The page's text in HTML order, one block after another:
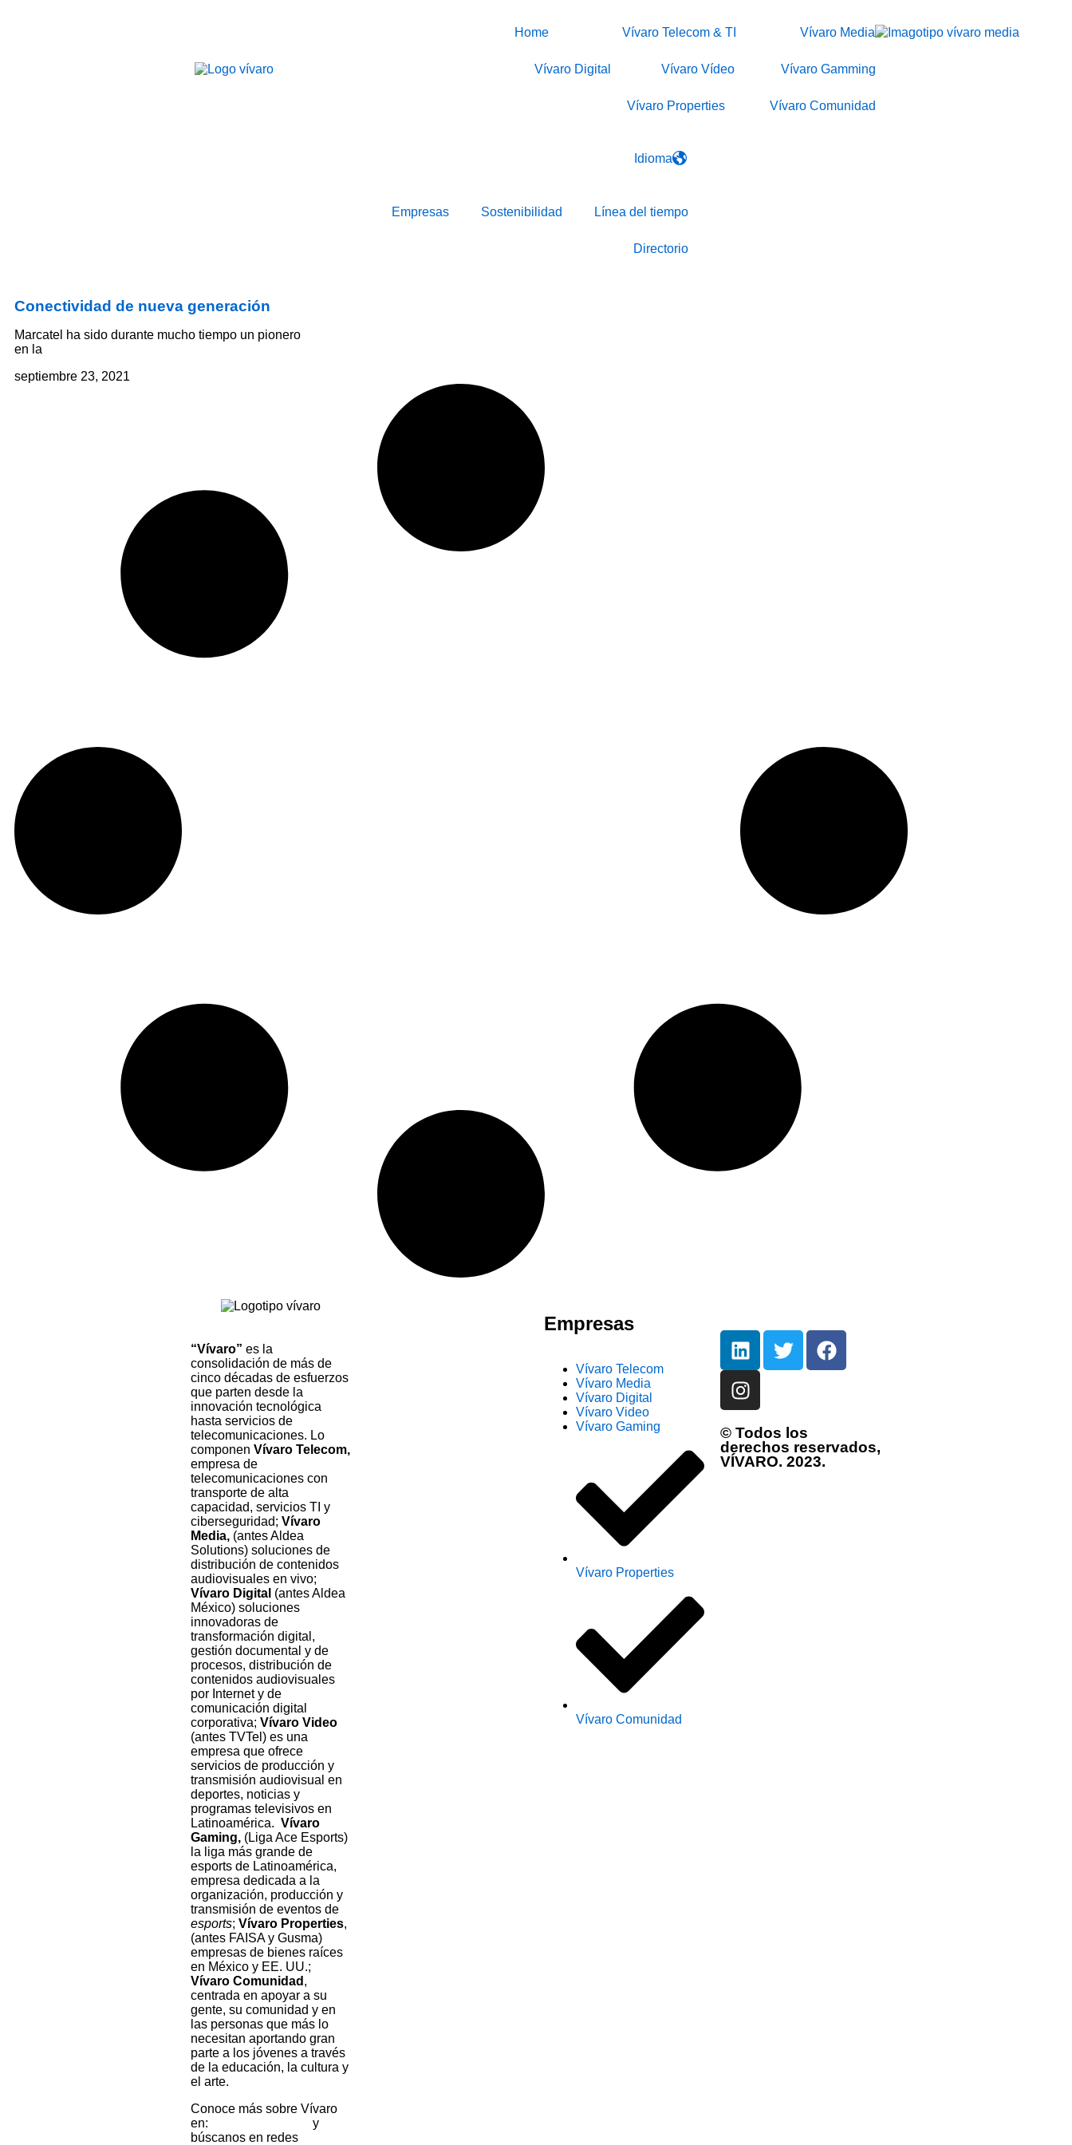
Home Vívaro Telecom & TI Vívaro Media
Vívaro Digital Vívaro Vídeo Vívaro Gamming
Vívaro Properties Vívaro Comunidad
Idioma
Empresas Sostenibilidad Línea del tiempo
Directorio
Conectividad de nueva generación
Marcatel ha sido durante mucho tiempo un pionero
en la
septiembre 23, 2021
“Vívaro” es la
consolidación de más de
cinco décadas de esfuerzos
que parten desde la
innovación tecnológica
hasta servicios de
telecomunicaciones. Lo
componenVívaro Telecom,
empresa de
telecomunicaciones con
transporte de alta
capacidad, servicios TI y
ciberseguridad;Vívaro
Media, (antes Aldea
Solutions) soluciones de
distribución de contenidos
audiovisuales en vivo;
Vívaro Digital (antes Aldea
México) soluciones
innovadoras de
transformación digital,
gestión documental y de
procesos, distribución de
contenidos audiovisuales
por Internet y de
comunicación digital
corporativa;Vívaro Video
(antes TVTel) es una
empresa que ofrece
servicios de producción y
transmisión audiovisual en
deportes, noticias y
programas televisivos en
Latinoamérica.Vívaro
Gaming, (Liga Ace Esports)
la liga más grande de
esports de Latinoamérica,
empresa dedicada a la
organización, producción y
transmisión de eventos de
esports;Vívaro Properties,
(antes FAISA y Gusma)
empresas de bienes raíces
en México y EE. UU.;
Vívaro Comunidad ,
centrada en apoyar a su
gente, su comunidad y en
las personas que más lo
necesitan aportando gran
parte a los jóvenes a través
de la educación, la cultura y
el arte.
Conoce más sobre Vívaro
en:
y
búscanos en redes
Empresas
Vívaro Telecom
Vívaro Media
Vívaro Digital
Vívaro Video
Vívaro Gaming
Vívaro Properties
Vívaro Comunidad
© Todos los
derechos reservados,
VÍVARO. 2023.